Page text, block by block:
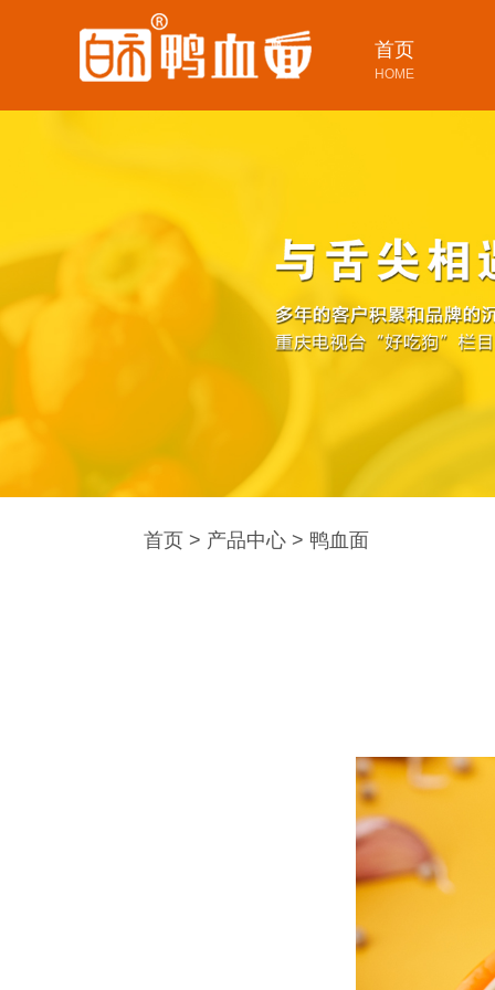
首页
HOME
首页 > 产品中心 > 鸭血面